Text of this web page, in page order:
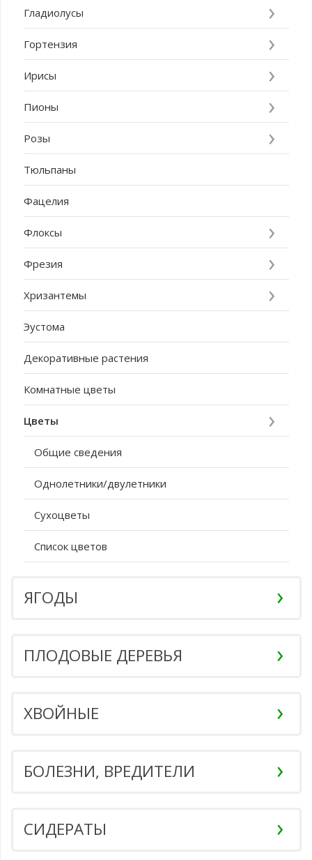
Гладиолусы
Гортензия
Ирисы
Пионы
Розы
Тюльпаны
Фацелия
Флоксы
Фрезия
Хризантемы
Эустома
Декоративные растения
Комнатные цветы
Цветы
Общие сведения
Однолетники/двулетники
Сухоцветы
Список цветов
ЯГОДЫ
ПЛОДОВЫЕ ДЕРЕВЬЯ
ХВОЙНЫЕ
БОЛЕЗНИ, ВРЕДИТЕЛИ
СИДЕРАТЫ